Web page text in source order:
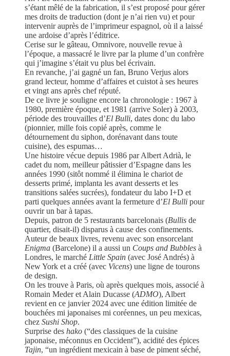
s’étant mêlé de la fabrication, il s’est proposé pour gérer
mes droits de traduction (dont je n’ai rien vu) et pour
intervenir auprès de l’imprimeur espagnol, où il a laissé
une ardoise d’après l’éditrice.
Cerise sur le gâteau, Omnivore, nouvelle revue à
l’époque, a massacré le livre par la plume d’un confrère
qui j’imagine s’était vu plus bel écrivain.
En revanche, j’ai gagné un fan, Bruno Verjus alors
grand lecteur, homme d’affaires et cuistot à ses heures
et vingt ans après chef réputé.
De ce livre je souligne encore la chronologie : 1967 à
1980, première époque, et 1981 (arrive Soler) à 2003,
période des trouvailles d’El Bulli, dates donc du labo
(pionnier, mille fois copié après, comme le
détournement du siphon, dorénavant dans toute
cuisine), des espumas…
Une histoire vécue depuis 1986 par Albert Adrià, le
cadet du nom, meilleur pâtissier d’Espagne dans les
années 1990 (sitôt nommé il élimina le chariot de
desserts primé, implanta les avant desserts et les
transitions salées sucrées), fondateur du labo I+D et
parti quelques années avant la fermeture d’El Bulli pour
ouvrir un bar à tapas.
Depuis, patron de 5 restaurants barcelonais (Bullis de
quartier, disait-il) disparus à cause des confinements.
Auteur de beaux livres, revenu avec son ensorcelant
Enigma (Barcelone) il a aussi un Coups and Bubbles à
Londres, le marché Little Spain (avec José Andrés) à
New York et a créé (avec Vicens) une ligne de tourons
de design.
On les trouve à Paris, où après quelques mois, associé à
Romain Meder et Alain Ducasse (ADMO), Albert
revient en ce janvier 2024 avec une édition limitée de
bouchées mi japonaises mi coréennes, un peu mexicas,
chez Sushi Shop.
Surprise des hako (“des classiques de la cuisine
japonaise, méconnus en Occident”), acidité des épices
Tajin, “un ingrédient mexicain à base de piment séché,